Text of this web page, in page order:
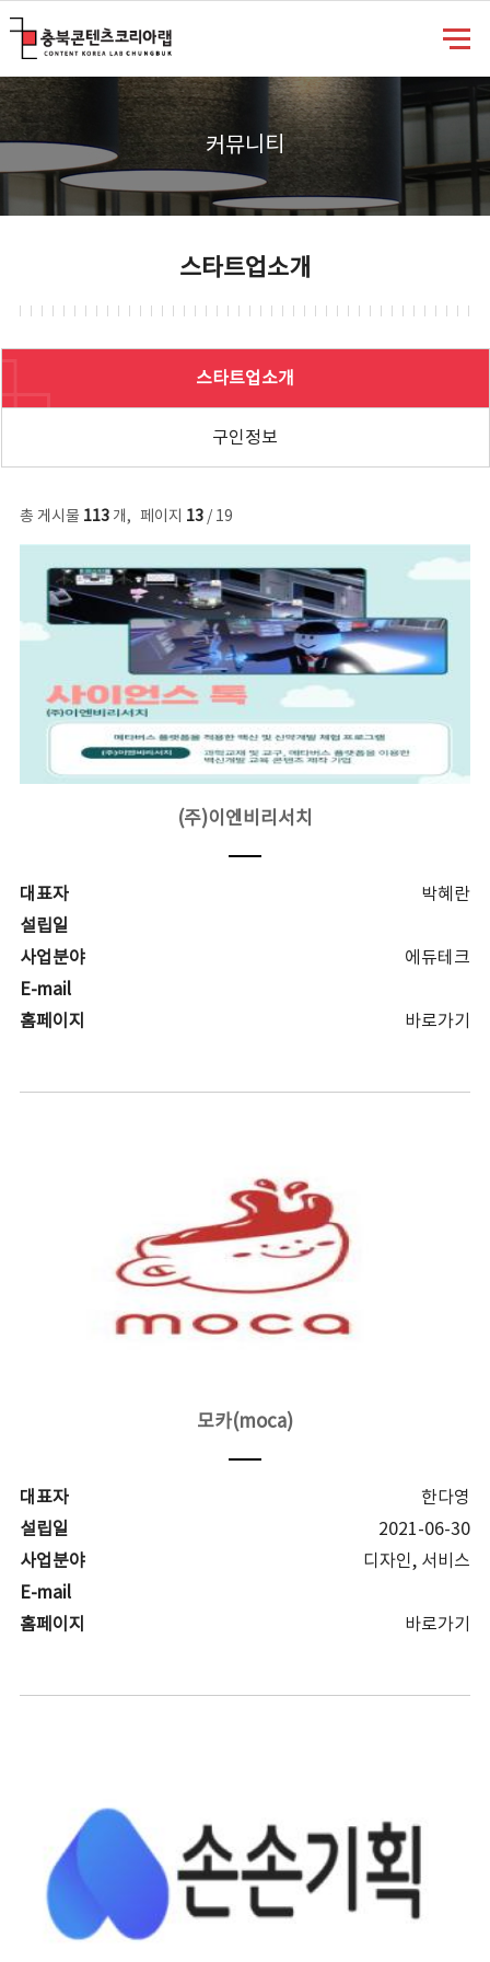
커뮤니티
스타트업소개
스타트업소개
구인정보
총 게시물 113개, 페이지 13/ 19
(주)이엔비리서치
대표자
박혜란
설립일
사업분야
에듀테크
E-mail
홈페이지
바로가기
모카(moca)
대표자
한다영
설립일
2021-06-30
사업분야
디자인, 서비스
E-mail
홈페이지
바로가기